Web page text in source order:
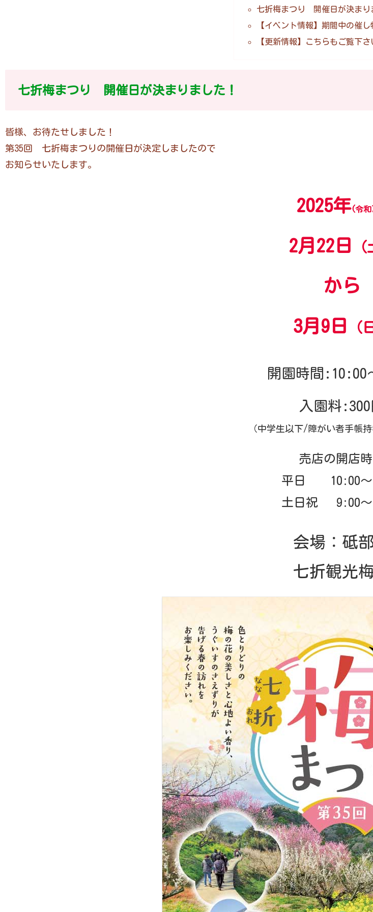
七折梅まつり 開催日が決まり
【イベント情報】期間中の催し
【更新情報】こちらもご覧下さ
七折梅まつり 開催日が決まりました！
皆様、お待たせしました！
第35回 七折梅まつりの開催日が決定しましたので
お知らせいたします。
2025年(令和
2月22日 （
から
3月9日 （
開園時間:10:00
入園料:300
（中学生以下/障がい者手帳持
売店の開店
平日 10:00～
土日祝 9:00～
会場：砥
七折観光